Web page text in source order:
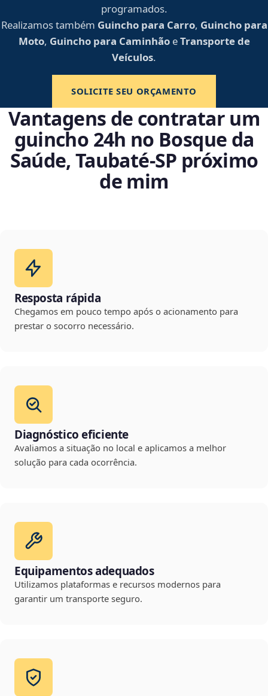
programados.
Realizamos também Guincho para Carro, Guincho para
Moto, Guincho para CaminhãoeTransporte de
Veículos.
SOLICITE SEU ORÇAMENTO
Vantagens de contratar um
guincho 24h no Bosque da
Saúde, Taubaté‑SP próximo
de mim
Resposta rápida
Chegamos em pouco tempo após o acionamento para
prestar o socorro necessário.
Diagnóstico eficiente
Avaliamos a situação no local e aplicamos a melhor
solução para cada ocorrência.
Equipamentos adequados
Utilizamos plataformas e recursos modernos para
garantir um transporte seguro.